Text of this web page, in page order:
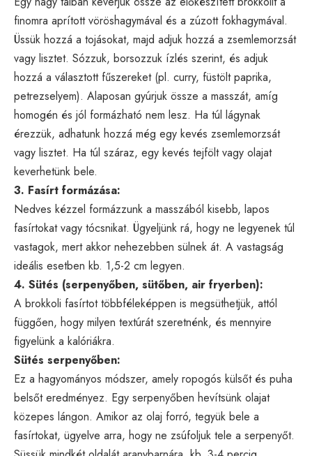
finomra aprított vöröshagymával és a zúzott fokhagymával.
Üssük hozzá a tojásokat, majd adjuk hozzá a zsemlemorzsát
vagy lisztet. Sózzuk, borsozzuk ízlés szerint, és adjuk
hozzá a választott fűszereket (pl. curry, füstölt paprika,
petrezselyem). Alaposan gyúrjuk össze a masszát, amíg
homogén és jól formázható nem lesz. Ha túl lágynak
érezzük, adhatunk hozzá még egy kevés zsemlemorzsát
vagy lisztet. Ha túl száraz, egy kevés tejfölt vagy olajat
keverhetünk bele.
3. Fasírt formázása:
Nedves kézzel formázzunk a masszából kisebb, lapos
fasírtokat vagy tócsnikat. Ügyeljünk rá, hogy ne legyenek túl
vastagok, mert akkor nehezebben sülnek át. A vastagság
ideális esetben kb. 1,5-2 cm legyen.
4. Sütés (serpenyőben, sütőben, air fryerben):
A brokkoli fasírtot többféleképpen is megsüthetjük, attól
függően, hogy milyen textúrát szeretnénk, és mennyire
figyelünk a kalóriákra.
Sütés serpenyőben:
Ez a hagyományos módszer, amely ropogós külsőt és puha
belsőt eredményez. Egy serpenyőben hevítsünk olajat
közepes lángon. Amikor az olaj forró, tegyük bele a
fasírtokat, ügyelve arra, hogy ne zsúfoljuk tele a serpenyőt.